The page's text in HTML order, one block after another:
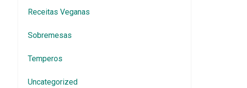
Receitas Veganas
Sobremesas
Temperos
Uncategorized